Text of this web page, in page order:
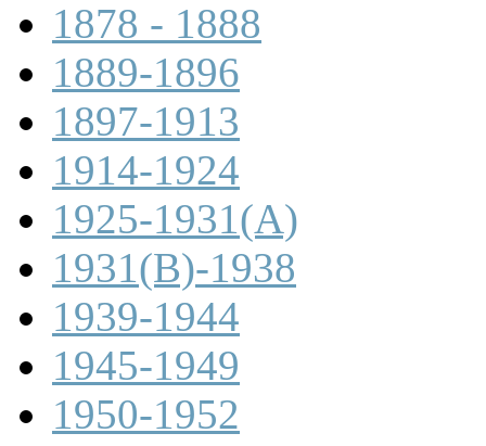
1878 - 1888
1889-1896
1897-1913
1914-1924
1925-1931(A)
1931(B)-1938
1939-1944
1945-1949
1950-1952